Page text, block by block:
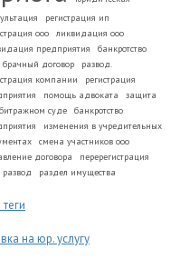
регистрация ип
ооо
ликвидация ооо
предприятия
банкротство
брачный договор
развод.
компании
регистрация
помощь адвоката
защита
суде
банкротство
изменения в учредительных
смена участников ооо
договора
перерегистрация
развод раздел имущества
на юр. услугу